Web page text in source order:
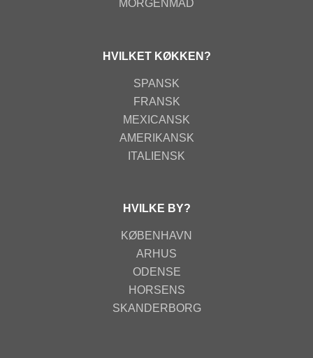
MORGENMAD
HVILKET KØKKEN?
SPANSK
FRANSK
MEXICANSK
AMERIKANSK
ITALIENSK
HVILKE BY?
KØBENHAVN
ARHUS
ODENSE
HORSENS
SKANDERBORG